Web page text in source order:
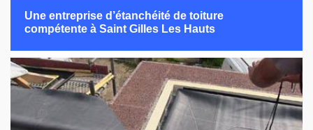
Une entreprise d’étanchéité de toiture
compétente à Saint Gilles Les Hauts